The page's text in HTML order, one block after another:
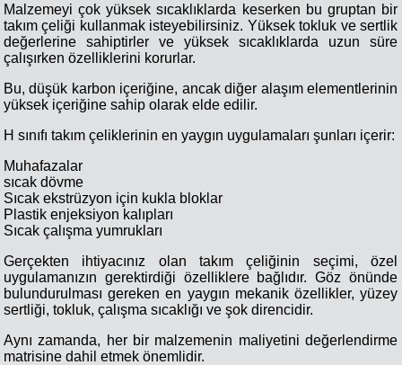
Malzemeyi çok yüksek sıcaklıklarda keserken bu gruptan bir
takım çeliği kullanmak isteyebilirsiniz. Yüksek tokluk ve sertlik
değerlerine sahiptirler ve yüksek sıcaklıklarda uzun süre
çalışırken özelliklerini korurlar.
Bu, düşük karbon içeriğine, ancak diğer alaşım elementlerinin
yüksek içeriğine sahip olarak elde edilir.
H sınıfı takım çeliklerinin en yaygın uygulamaları şunları içerir:
Muhafazalar
sıcak dövme
Sıcak ekstrüzyon için kukla bloklar
Plastik enjeksiyon kalıpları
Sıcak çalışma yumrukları
Gerçekten ihtiyacınız olan takım çeliğinin seçimi, özel
uygulamanızın gerektirdiği özelliklere bağlıdır. Göz önünde
bulundurulması gereken en yaygın mekanik özellikler, yüzey
sertliği, tokluk, çalışma sıcaklığı ve şok direncidir.
Aynı zamanda, her bir malzemenin maliyetini değerlendirme
matrisine dahil etmek önemlidir.